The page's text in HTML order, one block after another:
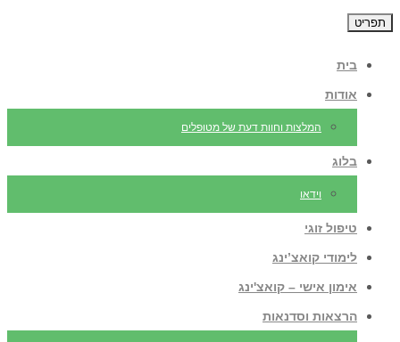
תפריט
בית
אודות
המלצות וחוות דעת של מטופלים
בלוג
וידאו
טיפול זוגי
לימודי קואצ’ינג
אימון אישי – קואצ'ינג
הרצאות וסדנאות